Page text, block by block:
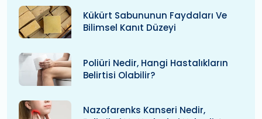
Kükürt Sabununun Faydaları Ve
Bilimsel Kanıt Düzeyi
Poliüri Nedir, Hangi Hastalıkların
Belirtisi Olabilir?
Nazofarenks Kanseri Nedir,